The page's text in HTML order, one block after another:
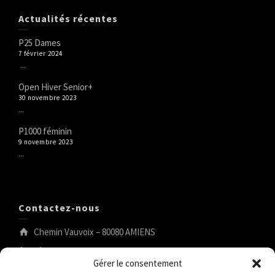
Gérer le consentement
Actualités récentes
P25 Dames
7 février 2024
...
Open Hiver Senior+
30 novembre 2023
...
P1000 féminin
9 novembre 2023
...
Contactez-nous
Chemin Vauvoix – 80080 AMIENS
tél.:03.22.44.53.04